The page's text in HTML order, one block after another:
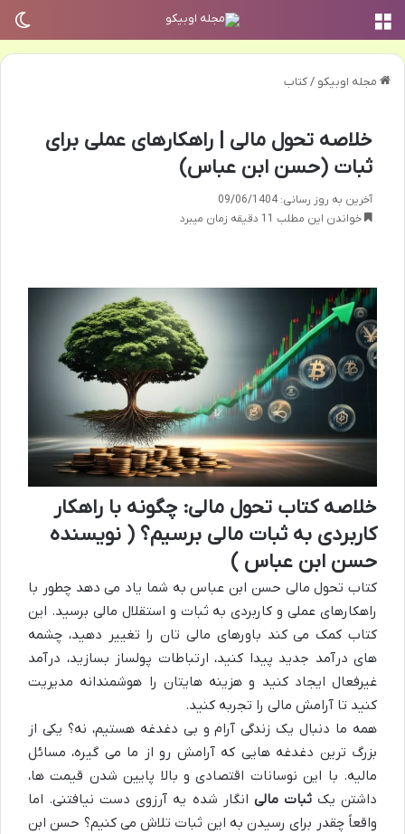
مجله اوبیکو /کتاب
خلاصه تحول مالی | راهکارهای عملی برای
ثبات (حسن ابن عباس)
آخرین به روز رسانی: 09/06/1404
خواندن این مطلب 11 دقیقه زمان میبرد
خلاصه کتاب تحول مالی: چگونه با راهکار
کاربردی به ثبات مالی برسیم؟ ( نویسنده
حسن ابن عباس )
کتاب تحول مالی حسن ابن عباس به شما یاد می دهد چطور با
راهکارهای عملی و کاربردی به ثبات و استقلال مالی برسید. این
کتاب کمک می کند باورهای مالی تان را تغییر دهید، چشمه
های درآمد جدید پیدا کنید، ارتباطات پولساز بسازید، درآمد
غیرفعال ایجاد کنید و هزینه هایتان را هوشمندانه مدیریت
کنید تا آرامش مالی را تجربه کنید.
همه ما دنبال یک زندگی آرام و بی دغدغه هستیم، نه؟ یکی از
بزرگ ترین دغدغه هایی که آرامش رو از ما می گیره، مسائل
مالیه. با این نوسانات اقتصادی و بالا پایین شدن قیمت ها،
داشتن یکثبات مالی انگار شده یه آرزوی دست نیافتنی. اما
واقعاً چقدر برای رسیدن به این ثبات تلاش می کنیم؟ حسن ابن